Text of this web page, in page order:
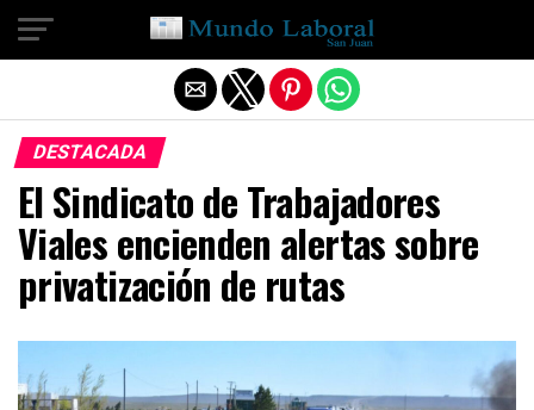
DESTACADA
El Sindicato de Trabajadores
Viales encienden alertas sobre
privatización de rutas
Salir de la versión móvil